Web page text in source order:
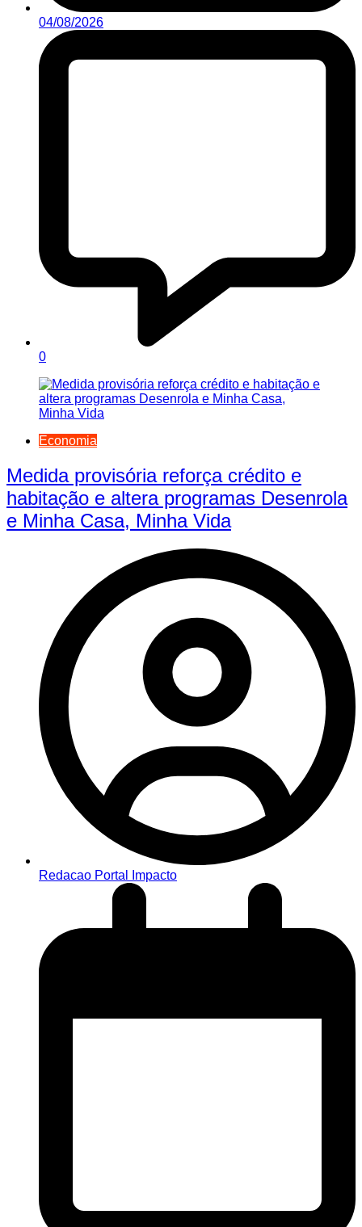
04/08/2026
0
Economia
Medida provisória reforça crédito e
habitação e altera programas Desenrola
e Minha Casa, Minha Vida
Redacao Portal Impacto